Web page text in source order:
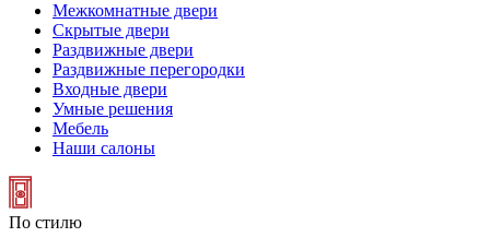
Межкомнатные двери
Скрытые двери
Раздвижные двери
Раздвижные перегородки
Входные двери
Умные решения
Мебель
Наши салоны
По стилю